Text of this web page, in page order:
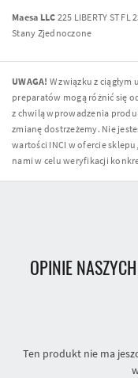
Maesa LLC 225 LIBERTY ST FL
Stany Zjednoczone
UWAGA! W związku z
preparatów mogą różnić się
z chwilą wprowadzenia
zmianę dostrzeżemy. Nie
wartości INCI w ofercie
nami w celu weryfikacji
OPINIE
Ten produkt nie ma